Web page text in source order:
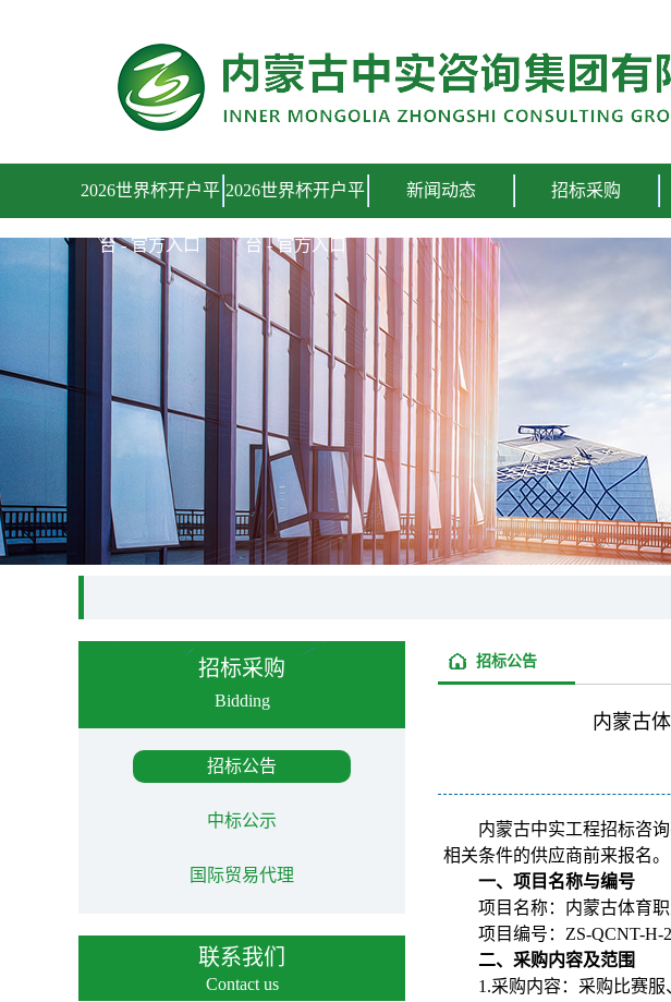
2026世界杯开户平
台 - 官方入口
2026世界杯开户平
台 - 官方入口
新闻动态 招标采购
招标采购
Bidding
招标公告
中标公示
国际贸易代理
联系我们
Contact us
招标公告
内蒙古
内蒙古中实工程招标咨
相关条件的供应商前来报名。
一、项目名称与编号
项目名称： 内蒙古体育
项目编号：ZS-QCNT-H-
二、采购内容及范围
1.采购内容：采购比赛服